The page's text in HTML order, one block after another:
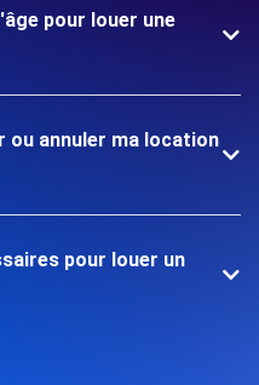
pour louer une
ou annuler ma location
pour louer un